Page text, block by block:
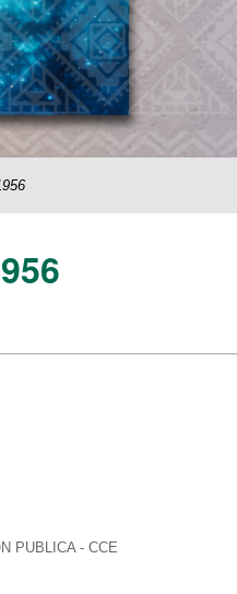
PUBLICA - CCE